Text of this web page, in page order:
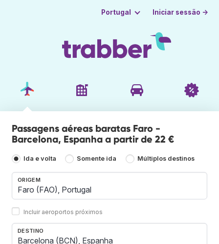
Portugal Iniciar sessão →
Passagens aéreas baratas Faro -
Barcelona, Espanha a partir de 22 €
Ida e volta Somente ida Múltiplos destinos
ORIGEM
Incluir aeroportos próximos
DESTINO